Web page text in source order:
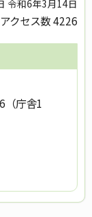
令和6年3月14日
アクセス数4226
（庁舎1